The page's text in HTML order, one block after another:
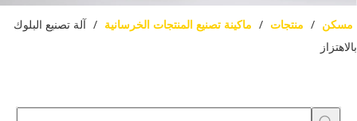
مسكن / منتجات / ماكينة تصنيع المنتجات الخرسانية / آلة تصنيع البلوك
بالاهتزاز